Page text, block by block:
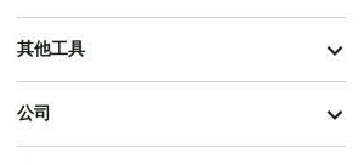
其他工具
公司